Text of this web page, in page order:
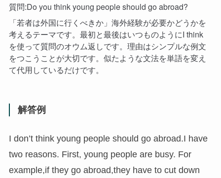
質問:Do you think young people should go abroad?
「若者は外国に行くべきか」海外経験が必要かどうかを
考えるテーマです。最初と最後はいつものようにI think
を使って質問のオウム返しです。理由はシンプルな例文
をつこうことが大切です。似たような文法を単語を変え
て代用しているだけです。
解答例
I don’t think young people should go abroad.I have
two reasons. First, young people are busy. For
example,if they go abroad,they have to cut down